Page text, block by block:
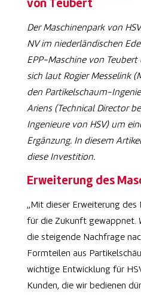
von Teubert
Der Maschinenpark von
NV im niederländischen
EPP-Maschine von
sich laut Rogier Messelink
den Partikelschaum-
Ariens (Technical Director
Ingenieure von HSV) um
Ergänzung. In diesem
diese Investition.
Erweiterung des
„Mit dieser Erweiterung des
für die Zukunft gewappnet.
die steigende Nachfrage
Formteilen aus
wichtige Entwicklung für
Kunden, die wir bedienen